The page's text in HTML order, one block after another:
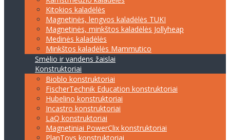
Kitokios kaladėlės
Magnetinės, lengvos kaladėlės TUKI
Magnetinės, minkštos kaladėlės Jollyheap
Medinės kaladėlės
Minkštos kaladėlės Mammutico
Smėlio ir vandens žaislai
Konstruktoriai
Bioblo konstruktoriai
FischerTechnik Education konstruktoriai
Hubelino konstruktoriai
Incastro konstruktoriai
LaQ konstruktoriai
Magnetiniai PowerClix konstruktoriai
PlanToys konstruktoriai